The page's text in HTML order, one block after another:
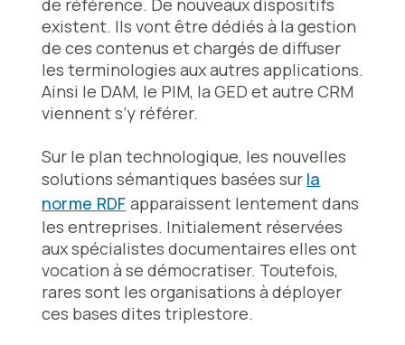
de référence. De nouveaux dispositifs
existent. Ils vont être dédiés à la gestion
de ces contenus et chargés de diffuser
les terminologies aux autres applications.
Ainsi le DAM, le PIM, la GED et autre CRM
viennent s’y référer.
Sur le plan technologique, les nouvelles
solutions sémantiques basées sur la
norme RDF apparaissent lentement dans
les entreprises. Initialement réservées
aux spécialistes documentaires elles ont
vocation à se démocratiser. Toutefois,
rares sont les organisations à déployer
ces bases dites triplestore.